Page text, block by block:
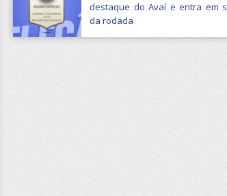
destaque do Avaí e entra em
da rodada